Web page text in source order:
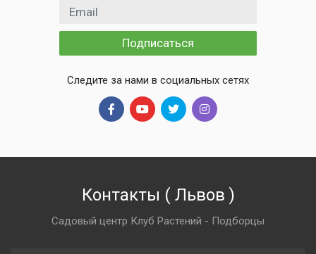
Email адрес
Подписаться
Следите за нами в социальных сетях
Контакты ( Львов )
Садовый центр Клуб Растений - Подборцы